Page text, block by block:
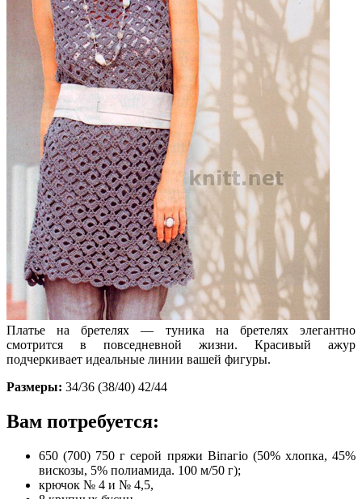
Платье на бретелях — туника на бретелях элегантно
смотрится в повседневной жизни. Красивый ажур
подчеркивает идеальные линии вашей фигуры.
Размеры: 34/36 (38/40) 42/44
Вам потребуется:
650 (700) 750 г серой пряжи Віпагіо (50% хлопка, 45%
вискозы, 5% полиамида. 100 м/50 г);
крючок № 4 и № 4,5,